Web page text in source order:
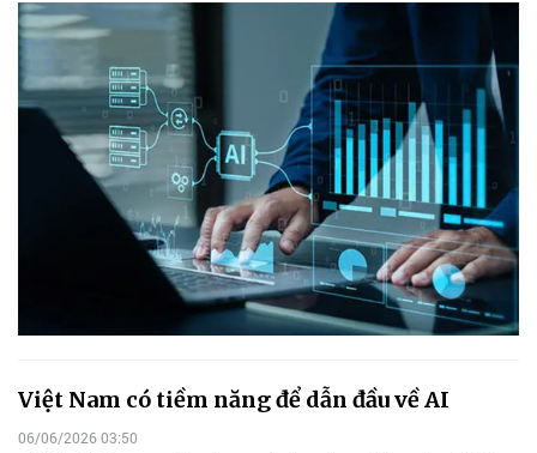
Việt Nam có tiềm năng để dẫn đầu về AI
06/06/2026 03:50